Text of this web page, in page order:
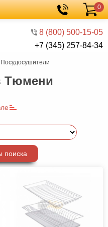
8 (800) 500-15-05
+7 (345) 257-84-34
Корзина
0
Посудосушители
Тюмени
поиска